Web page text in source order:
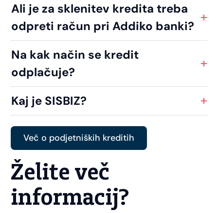
Ali je za sklenitev kredita treba
odpreti račun pri Addiko banki?
Na kak način se kredit
odplačuje?
Kaj je SISBIZ?
Več o podjetniških kreditih
Želite več
informacij?